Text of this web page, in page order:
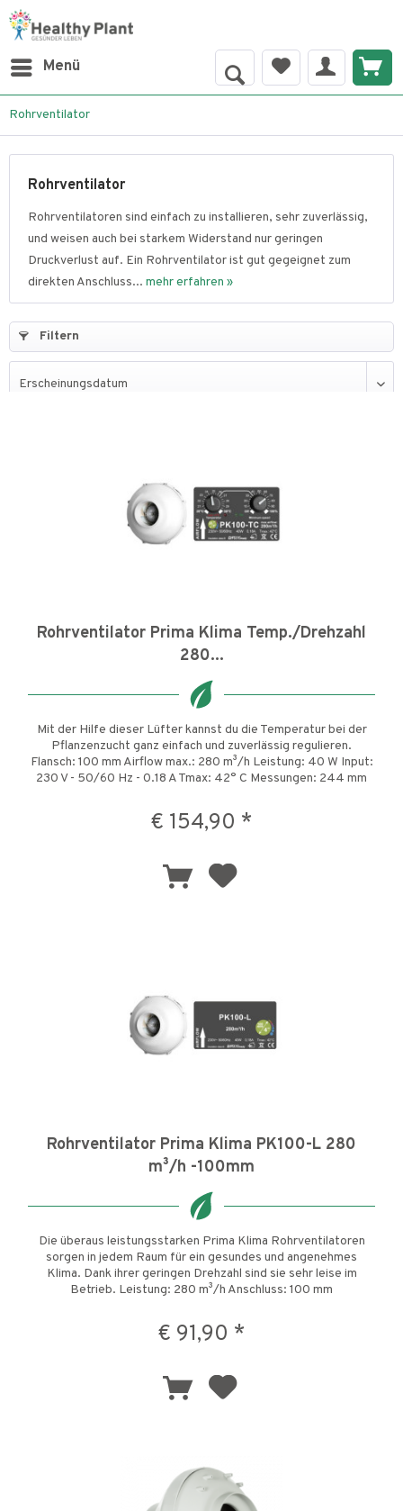
Menü
Rohrventilator
Rohrventilator
Rohrventilatoren sind einfach zu installieren, sehr zuverlässig,
und weisen auch bei starkem Widerstand nur geringen
Druckverlust auf. Ein Rohrventilator ist gut gegeignet zum
direkten Anschluss... mehr erfahren »
Filtern
Rohrventilator Prima Klima Temp./Drehzahl
280...
Mit der Hilfe dieser Lüfter kannst du die Temperatur bei der
Pflanzenzucht ganz einfach und zuverlässig regulieren.
Flansch: 100 mm Airflow max.: 280 m³/h Leistung: 40 W Input:
230 V - 50/60 Hz - 0.18 A Tmax: 42° C Messungen: 244 mm
€ 154,90 *
Rohrventilator Prima Klima PK100-L 280
m³/h -100mm
Die überaus leistungsstarken Prima Klima Rohrventilatoren
sorgen in jedem Raum für ein gesundes und angenehmes
Klima. Dank ihrer geringen Drehzahl sind sie sehr leise im
Betrieb. Leistung: 280 m³/h Anschluss: 100 mm
€ 91,90 *